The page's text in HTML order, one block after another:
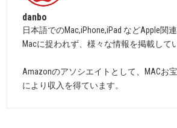
danbo
日本語でのMac,iPhone,iPad などApple関
Macに捉われず、様々な情報を掲載して
Amazonのアソシエイトとして、MACお
により収入を得ています。